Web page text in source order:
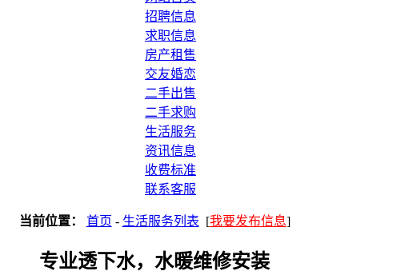
招聘信息
求职信息
房产租售
交友婚恋
二手出售
二手求购
生活服务
资讯信息
收费标准
联系客服
当前位置： 首页 - 生活服务列表 [我要发布信息]
专业透下水，水暖维修安装